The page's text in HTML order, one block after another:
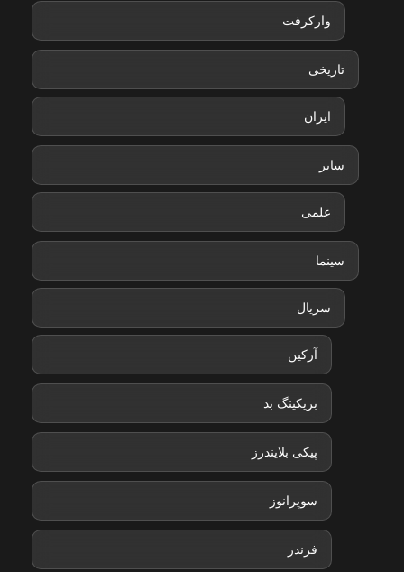
وارکرفت
تاریخی
ایران
سایر
علمی
سینما
سریال
آرکین
بریکینگ بد
پیکی بلایندرز
سوپرانوز
فرندز